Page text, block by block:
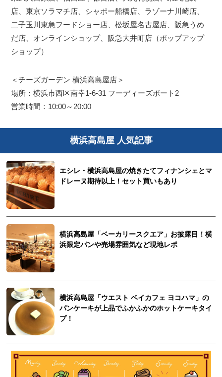
店、東京ソラマチ店、シャポー船橋店、ラゾーナ川崎店、
二子玉川東急フードショー店、松坂屋名古屋店、阪急うめ
だ店、オンラインショップ、阪急大井町店（ポップアップ
ショップ）
＜チーズガーデン 横浜高島屋店＞
場所：横浜市西区南幸1-6-31 フーディーズポート2
営業時間：10:00～20:00
横浜高島屋 人気記事
エシレ・横浜高島屋の焼きたてフィナンシェとマ
ドレーヌ期待以上！セット買いもあり
横浜高島屋「ベーカリースクエア」お披露目！横
浜限定パンや売場雰囲気など現地レポ
横浜高島屋「ウエスト ベイカフェ ヨコハマ」の
パンケーキが上品でふかふかのホットケーキタイ
プ！